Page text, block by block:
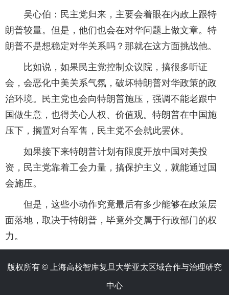
吴心伯：民主党归来，主要会着眼在内政上跟特
朗普较量。但是，他们也会在对华问题上做文章。特
朗普不是想稳定对华关系吗？那就在这方面挑战他。
比如说，如果民主党控制众议院，搞很多听证
会，会恶化中美关系气氛，破坏特朗普对华政策的政
治环境。民主党也会向特朗普施压，强调不能老跟中
国做生意，也得关心人权、价值观。特朗普在中国施
压下，搁置对台军售，民主党不会就此罢休。
如果接下来特朗普计划有限度开放中国对美投
资，民主党靠着工会力量，搞保护主义，就能通过国
会施压。
但是，这些小动作究竟最后有多少能够在政策层
面落地，取决于特朗普，毕竟外交属于行政部门的权
力。
版权所有 ©️ 上海高校智库复旦大学亚太区域合作与治理研究
中心